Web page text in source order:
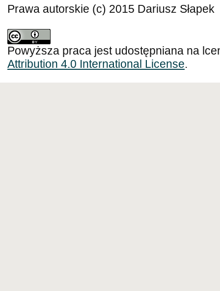
Prawa autorskie (c) 2015 Dariusz Słapek
Powyższa praca jest udostępniana na
Attribution 4.0 International License.